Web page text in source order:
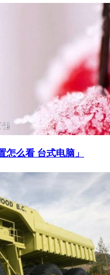
怎么看 台式电脑」